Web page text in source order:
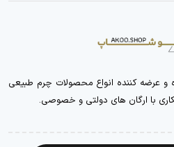
و عرضه کننده انواع محصولات چرم طبیعی
با ارگان های دولتی و خصوصی.